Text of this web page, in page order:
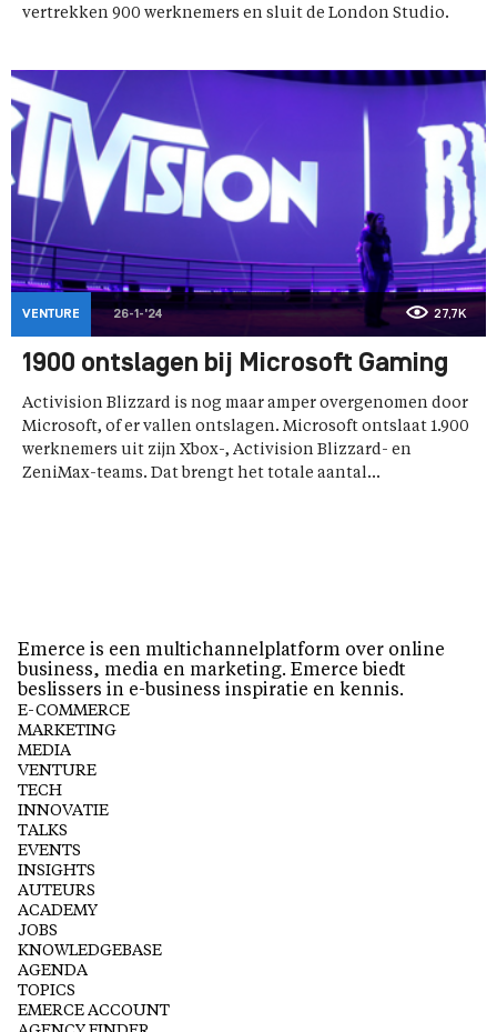
vertrekken 900 werknemers en sluit de London Studio.
VENTURE 26-1-'24 27,7K
1900 ontslagen bij Microsoft Gaming
Activision Blizzard is nog maar amper overgenomen door
Microsoft, of er vallen ontslagen. Microsoft ontslaat 1.900
werknemers uit zijn Xbox-, Activision Blizzard- en
ZeniMax-teams. Dat brengt het totale aantal...
Emerce is een multichannelplatform over online
business, media en marketing. Emerce biedt
beslissers in e-business inspiratie en kennis.
E-COMMERCE
MARKETING
MEDIA
VENTURE
TECH
INNOVATIE
TALKS
EVENTS
INSIGHTS
AUTEURS
ACADEMY
JOBS
KNOWLEDGEBASE
AGENDA
TOPICS
EMERCE ACCOUNT